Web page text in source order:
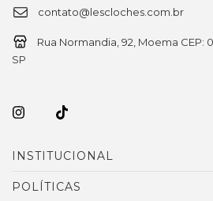
contato@lescloches.com.br
Rua Normandia, 92, Moema CEP:
SP
INSTITUCIONAL
POLÍTICAS